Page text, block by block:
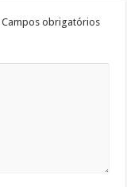
Campos obrigatórios